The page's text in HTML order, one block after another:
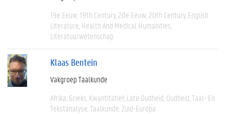
19e Eeuw 19th Century 20e Eeuw 20th Century English
Literature Health And Medical Humanities
Literatuurwetenschap
Klaas Bentein
Vakgroep Taalkunde
Afrika Grieks Kwantitatief Late Oudheid Oudheid Taal- En
Tekstanalyse Taalkunde Zuid-Europa